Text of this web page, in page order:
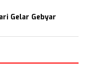
Gelar Gebyar